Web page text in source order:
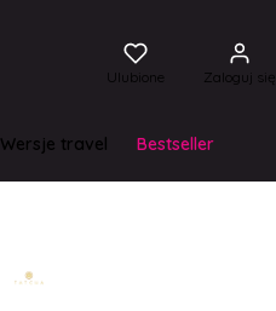
Ulubione Zaloguj się
Wersje travel Bestseller